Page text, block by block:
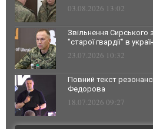
03.08.2026 13:02
Звільнення Сирського
"старої гвардії" в
23.07.2026 10:32
Повний текст
Федорова
18.07.2026 09:27